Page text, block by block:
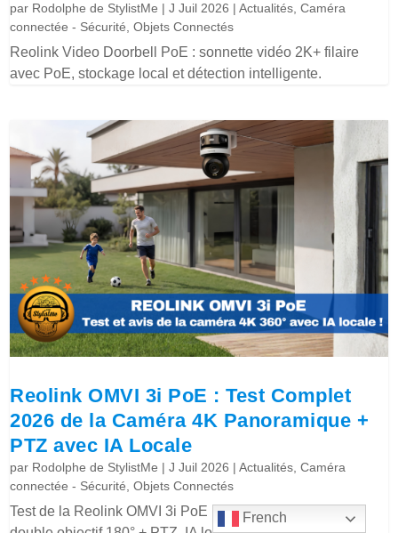
par Rodolphe de StylistMe |J Juil 2026 |Actualités ,Caméra
connectée - Sécurité ,Objets Connectés
Reolink Video Doorbell PoE : sonnette vidéo 2K+ filaire
avec PoE, stockage local et détection intelligente.
Reolink OMVI 3i PoE : Test Complet
2026 de la Caméra 4K Panoramique +
PTZ avec IA Locale
par Rodolphe de StylistMe |J Juil 2026 |Actualités ,Caméra
connectée - Sécurité ,Objets Connectés
Test de la Reolink OMVI 3i PoE : caméra extérieure 4K
French